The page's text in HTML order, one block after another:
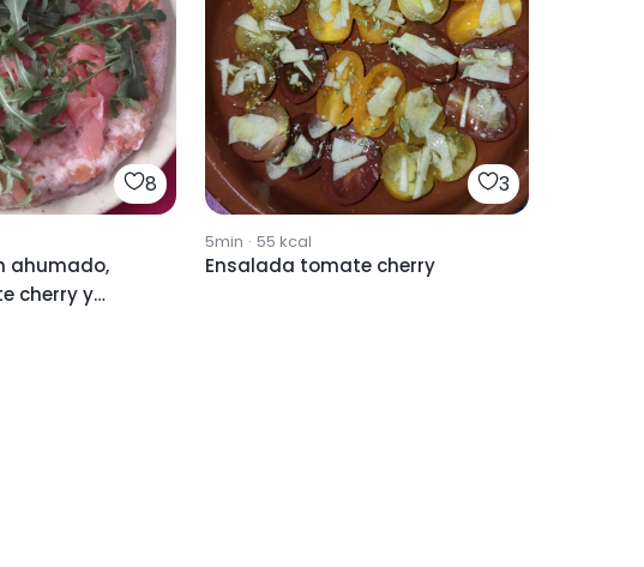
8
ahumado,
cherry y
3
5min · 55 kcal
Ensalada tomate cherry